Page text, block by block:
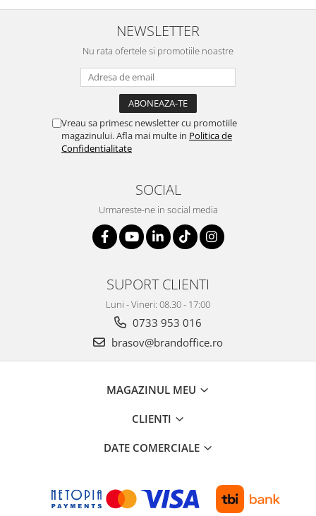
NEWSLETTER
Nu rata ofertele si promotiile noastre
Vreau sa primesc newsletter cu promotiile
magazinului. Afla mai multe in Politica de
Confidentialitate
SOCIAL
Urmareste-ne in social media
SUPORT CLIENTI
Luni - Vineri: 08.30 - 17:00
0733 953 016
brasov@brandoffice.ro
MAGAZINUL MEU
CLIENTI
DATE COMERCIALE